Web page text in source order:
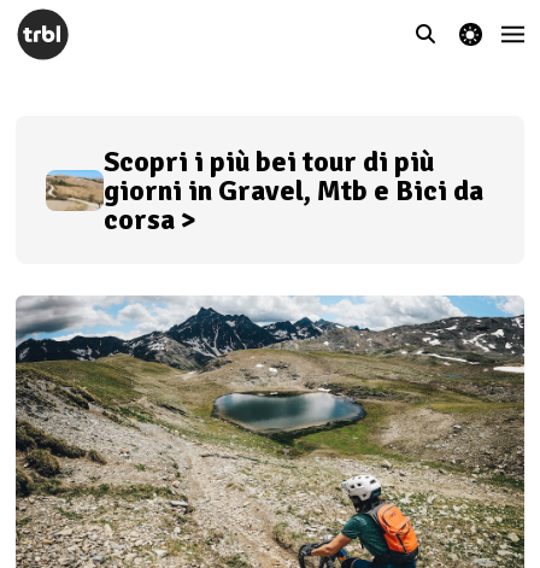
theme switcher
Scopri i più bei tour di più
giorni in Gravel, Mtb e Bici da
corsa >